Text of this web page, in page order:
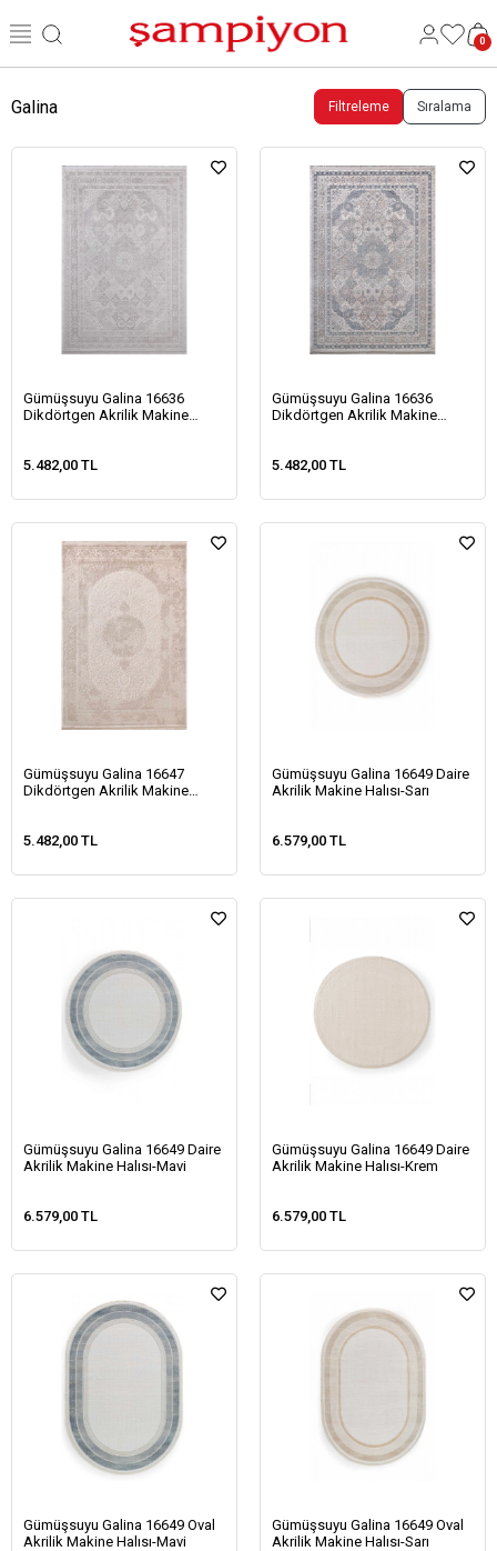
0
Galina Filtreleme Sıralama
Gümüşsuyu Galina 16636
Dikdörtgen Akrilik Makine
5.482,00 TL
Gümüşsuyu Galina 16636
Dikdörtgen Akrilik Makine
5.482,00 TL
Gümüşsuyu Galina 16647
Dikdörtgen Akrilik Makine
5.482,00 TL
Gümüşsuyu Galina 16649 Daire
Akrilik Makine Halısı-Sarı
6.579,00 TL
Gümüşsuyu Galina 16649 Daire
Akrilik Makine Halısı-Mavi
6.579,00 TL
Gümüşsuyu Galina 16649 Daire
Akrilik Makine Halısı-Krem
6.579,00 TL
Gümüşsuyu Galina 16649 Oval
Akrilik Makine Halısı-Mavi
Gümüşsuyu Galina 16649 Oval
Akrilik Makine Halısı-Sarı